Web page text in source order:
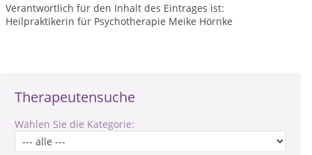
Therapeutensuche
Wählen Sie die Kategorie:
Verantwortlich für den Inhalt des Eintrages ist:
Heilpraktikerin für Psychotherapie Meike Hörnke